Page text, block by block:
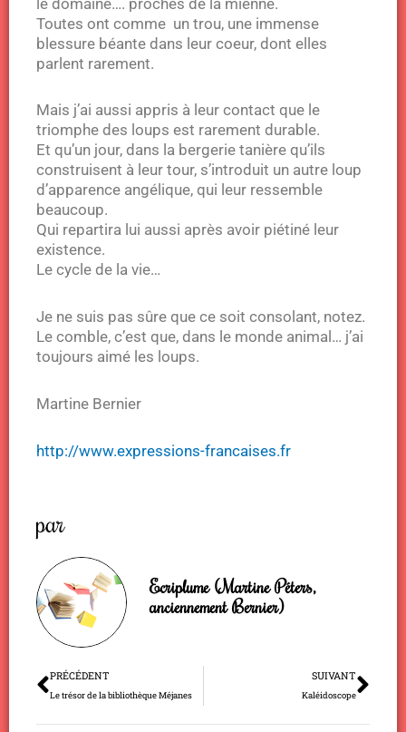
Toutes ont comme un trou, une immense
blessure béante dans leur coeur, dont elles
parlent rarement.
Mais j’ai aussi appris à leur contact que le
triomphe des loups est rarement durable.
Et qu’un jour, dans la bergerie tanière qu’ils
construisent à leur tour, s’introduit un autre loup
d’apparence angélique, qui leur ressemble
beaucoup.
Qui repartira lui aussi après avoir piétiné leur
existence.
Le cycle de la vie…
Je ne suis pas sûre que ce soit consolant, notez.
Le comble, c’est que, dans le monde animal… j’ai
toujours aimé les loups.
Martine Bernier
http://www.expressions-francaises.fr
par
Ecriplume (Martine Péters,
anciennement Bernier)
Précédent
PRÉCÉDENT
Le trésor de la bibliothèque Méjanes
SUIVANT
Kaléidoscope